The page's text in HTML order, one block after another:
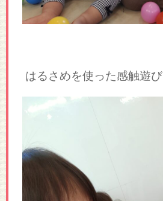
はるさめを使った感触遊び